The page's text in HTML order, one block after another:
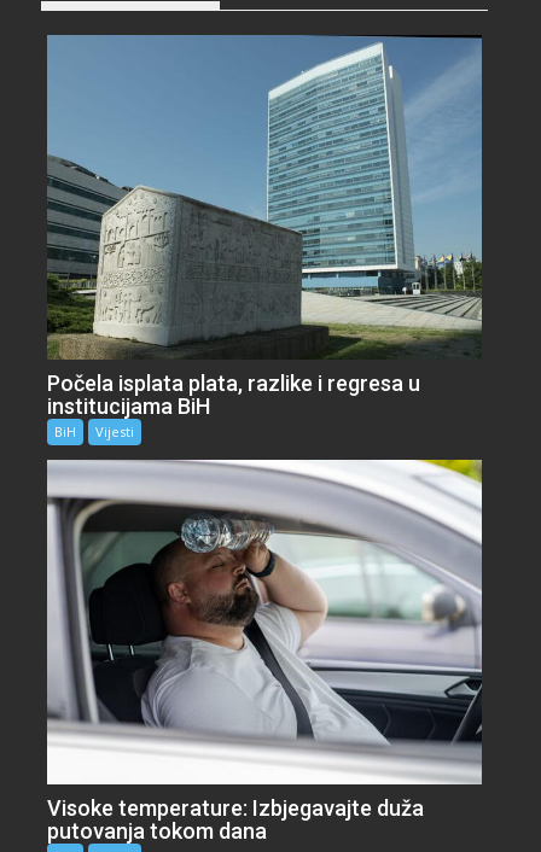
Počela isplata plata, razlike i regresa u
institucijama BiH
BiH Vijesti
Visoke temperature: Izbjegavajte duža
putovanja tokom dana